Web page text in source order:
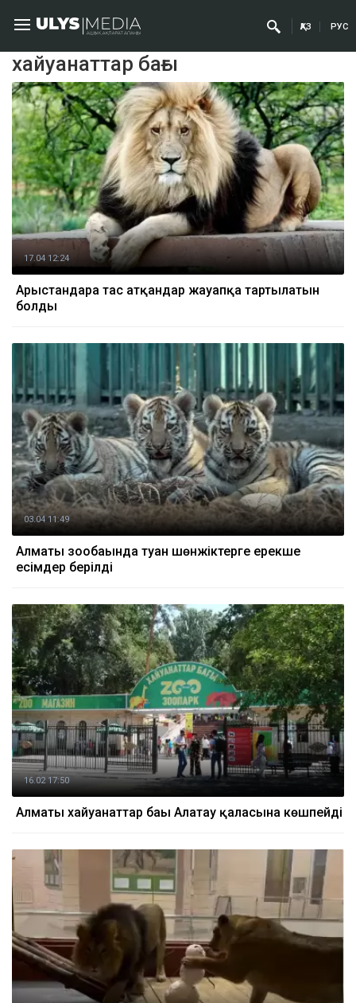
ҚАЗ РУС
хайуанаттар бағы
17.04 12:24
Арыстандарға тас атқандар жауапқа тартылатын
болды
03.04 11:49
Алматы зообағында туған шөнжіктерге ерекше
есімдер берілді
16.02 17:50
Алматы хайуанаттар бағы Алатау қаласына көшпейді